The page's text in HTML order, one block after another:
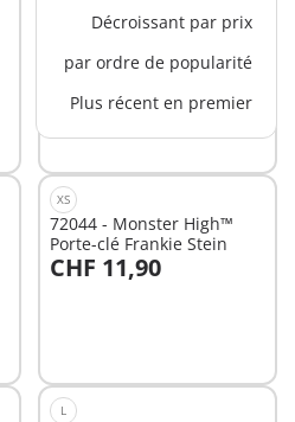
Décroissant par prix
par ordre de popularité
Plus récent en premier
71457 - Junior & Disney :
Château de Cendrillon
CHF 79,90
Au panier
XS
72044 - Monster High™
Porte-clé Frankie Stein
CHF 11,90
Au panier
L